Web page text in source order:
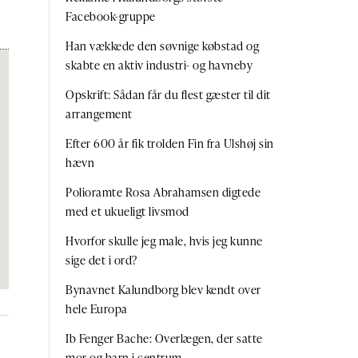
Facebook-gruppe
Han vækkede den søvnige købstad og
skabte en aktiv industri- og havneby
Opskrift: Sådan får du flest gæster til dit
arrangement
Efter 600 år fik trolden Fin fra Ulshøj sin
hævn
Polioramte Rosa Abrahamsen digtede
med et ukueligt livsmod
Hvorfor skulle jeg male, hvis jeg kunne
sige det i ord?
Bynavnet Kalundborg blev kendt over
hele Europa
Ib Fenger Bache: Overlægen, der satte